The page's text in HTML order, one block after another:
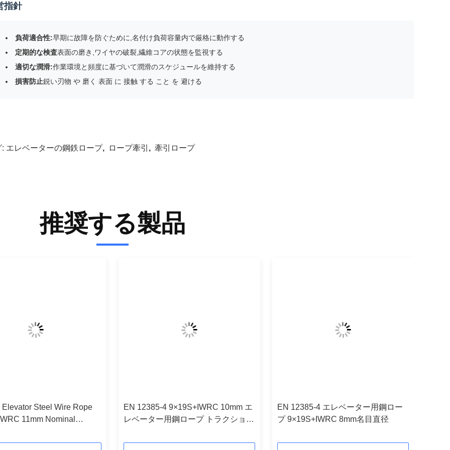
指針
負荷適合性:早期に故障を防ぐために,名付け負荷容量内で厳格に動作する
定期的な検査表面の磨き,ワイヤの破裂,繊維コアの状態を監視する
適切な潤滑:作業環境と頻度に基づいて潤滑のスケジュールを維持する
損害防止鋭い刃物 や 磨く 表面 に 接触 する こと を 避ける
: エレベーターの鋼鉄ロープ, ロープ牽引 , 牽引ロープ
推奨する製品
Elevator Steel Wire Rope
11mm Nominal
EN 12385-4 9×19S+IWRC 10mm エ
レベーター用鋼ロープ トラクション
EN 12385-4 エレベーター用鋼ロー
プ 9×19S+IWRC 8mm名目直径